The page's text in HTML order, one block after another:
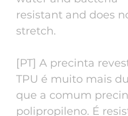
resistant and does
stretch.
[PT] A precinta
TPU é muito mais
que a comum
polipropileno. É